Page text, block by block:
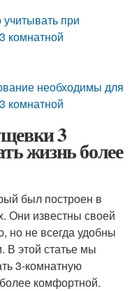
при
комнатной
необходимы для
комнатной
3
жизнь более
был построен в
Они известны своей
но не всегда удобны
В этой статье мы
3-комнатную
комфортной.